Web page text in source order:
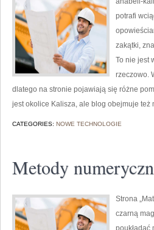
potrafi
zakątki,
To nie jest
rzeczowo.
dlatego na stronie pojawiają się różne
jest okolice Kalisza, ale blog obejmuje też
CATEGORIES: NOWE TECHNOLOGIE
Metody
Strona
czarną
poukładać